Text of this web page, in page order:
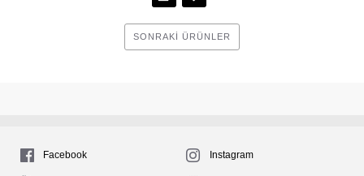
SONRAKI ÜRÜNLER
Facebook Instagram